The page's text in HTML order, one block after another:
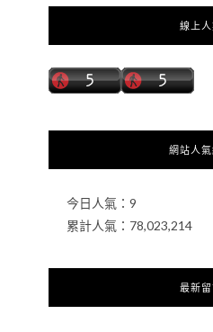
線上
網站人
今日人氣： 9
累計人氣： 78,023,214
最新